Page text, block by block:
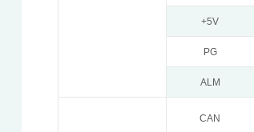
+5V
PG
ALM
CAN